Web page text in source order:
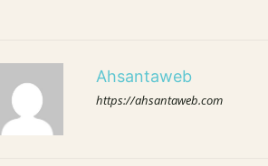
Ahsantaweb
https://ahsantaweb.com